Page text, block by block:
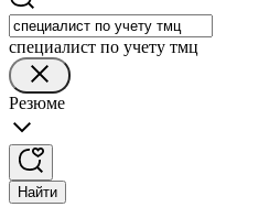
специалист по учету тмц
Резюме
Найти